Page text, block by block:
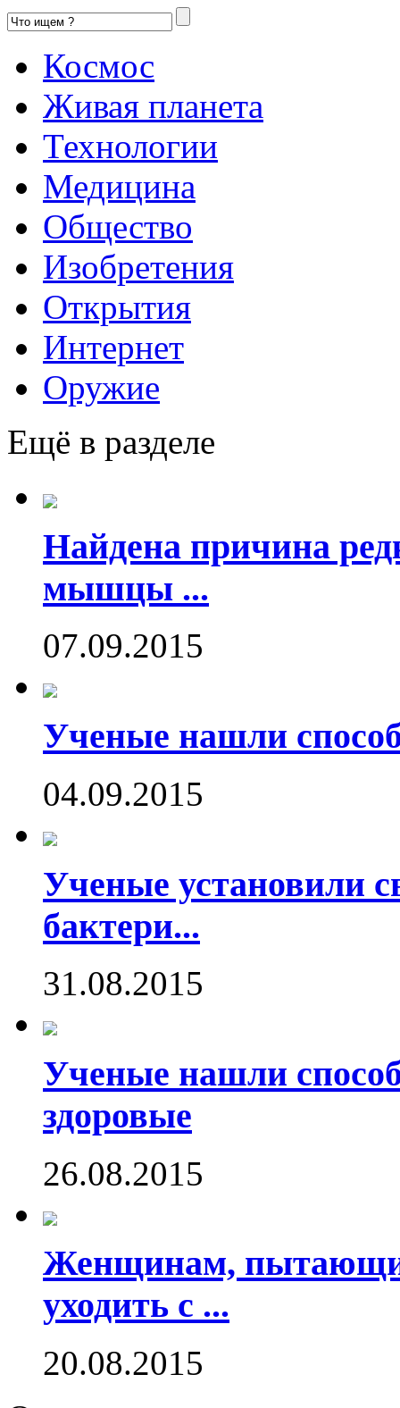
Космос
Живая планета
Технологии
Медицина
Общество
Изобретения
Открытия
Интернет
Оружие
Ещё в разделе
Найдена причина
мышцы ...
07.09.2015
Ученые нашли
04.09.2015
Ученые установили
бактери...
31.08.2015
Ученые нашли
здоровые
26.08.2015
Женщинам,
уходить с ...
20.08.2015